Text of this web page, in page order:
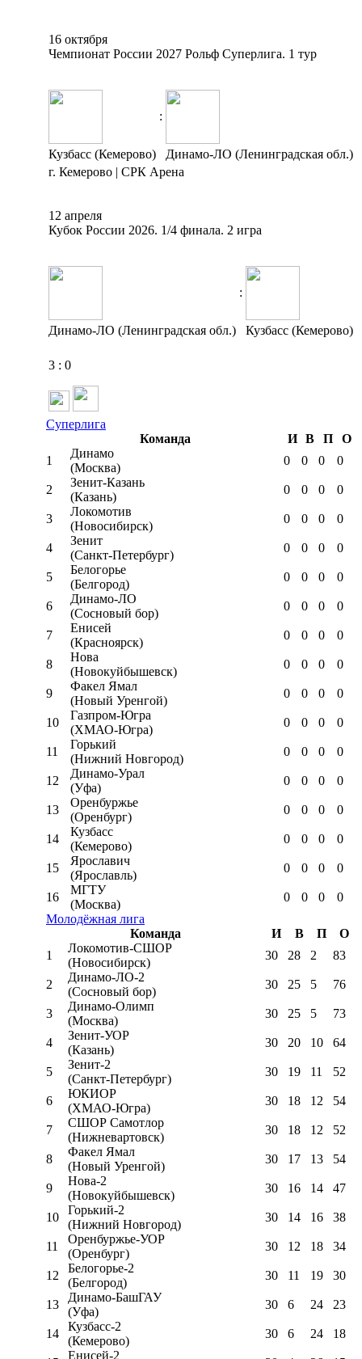
16 октября
Чемпионат России 2027 Рольф Суперлига. 1 тур
:
Кузбасс (Кемерово)
Динамо-ЛО (Ленинградская обл.)
г. Кемерово | СРК Арена
12 апреля
Кубок России 2026. 1/4 финала. 2 игра
:
Динамо-ЛО (Ленинградская обл.) Кузбасс (Кемерово)
3 : 0
Суперлига
Команда
И В П
О
1
Динамо
(Москва)
0 0 0 0
2
Зенит-Казань
(Казань)
0 0 0 0
3
Локомотив
(Новосибирск)
0 0 0 0
4
Зенит
(Санкт-Петербург)
0 0 0 0
5
Белогорье
(Белгород)
0 0 0 0
6
Динамо-ЛО
(Сосновый бор)
0 0 0 0
7
Енисей
(Красноярск)
0 0 0 0
8
Нова
(Новокуйбышевск)
0 0 0 0
9
Факел Ямал
(Новый Уренгой)
0 0 0 0
10
Газпром-Югра
(ХМАО-Югра)
0 0 0 0
11
Горький
(Нижний Новгород)
0 0 0 0
12
Динамо-Урал
(Уфа)
0 0 0 0
13
Оренбуржье
(Оренбург)
0 0 0 0
14
Кузбасс
(Кемерово)
0 0 0 0
15
Ярославич
(Ярославль)
0 0 0 0
16
МГТУ
(Москва)
0 0 0
0
Молодёжная лига
Команда
И В П
О
1
Локомотив-CШОР
(Новосибирск)
30 28 2 83
2
Динамо-ЛО-2
(Сосновый бор)
30 25 5 76
3
Динамо-Олимп
(Москва)
30 25 5 73
4
Зенит-УОР
(Казань)
30 20 10 64
5
Зенит-2
(Санкт-Петербург)
30 19 11 52
6
ЮКИОР
(ХМАО-Югра)
30 18 12 54
7
СШОР Самотлор
(Нижневартовск)
30 18 12 52
8
Факел Ямал
(Новый Уренгой)
30 17 13 54
9
Нова-2
(Новокуйбышевск)
30 16 14 47
10
Горький-2
(Нижний Новгород)
30 14 16 38
11
Оренбуржье-УОР
(Оренбург)
30 12 18 34
12
Белогорье-2
(Белгород)
30 11 19 30
13
Динамо-БашГАУ
(Уфа)
30 6 24 23
14
Кузбасс-2
(Кемерово)
30 6 24 18
Енисей-2